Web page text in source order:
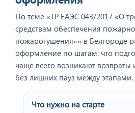
По теме «ТР ЕАЭС 043/2017 «О
средствам обеспечения
пожаротушения»» в Белгороде
оформление по шагам: что
чаще всего возникают возвраты
без лишних пауз между этапами.
Что нужно на старте